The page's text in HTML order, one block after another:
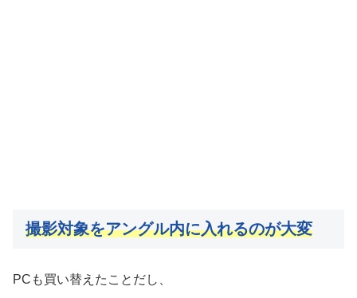
撮影対象をアングル内に入れるのが大変
PCも買い替えたことだし、